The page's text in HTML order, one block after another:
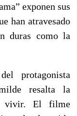
exponen sus
han atravesado
duras como la
protagonista
resalta la
vivir. El filme